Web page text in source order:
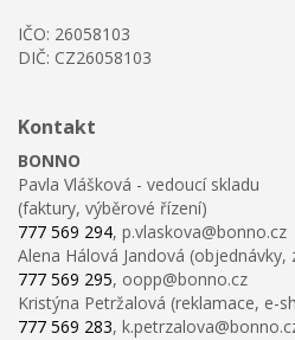
IČO: 26058103
DIČ: CZ26058103
Kontakt
BONNO
Pavla Vlášková - vedoucí skladu
(faktury, výběrové řízení)
777 569 294, p.vlaskova@bonno.cz
Alena Hálová Jandová (objednávky,
777 569 295, oopp@bonno.cz
Kristýna Petržalová (reklamace, e-
777 569 283,